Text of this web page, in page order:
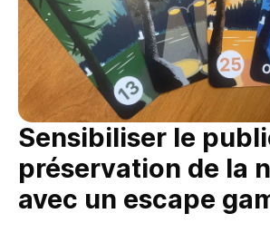
Sensibiliser le
préservation de la
avec un escape